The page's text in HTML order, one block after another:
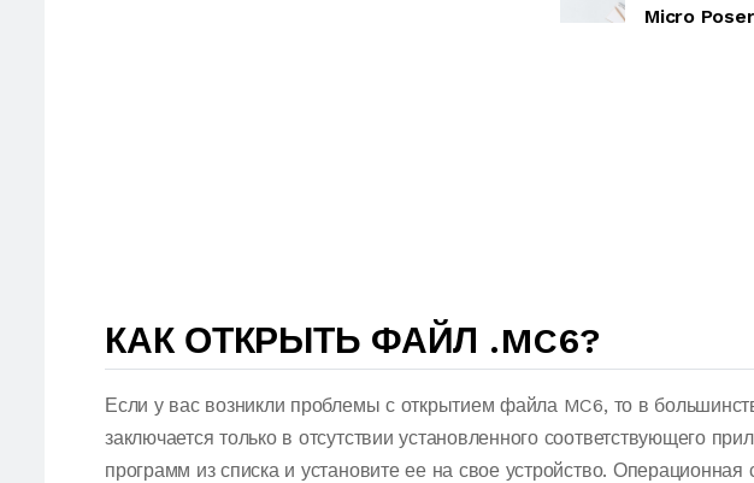
Micro Poser
КАК ОТКРЫТЬ ФАЙЛ .MC6?
Если у вас возникли проблемы с открытием файла MC6, то в
заключается только в отсутствии установленного соответствующего
программ из списка и установите ее на свое устройство. Операционная